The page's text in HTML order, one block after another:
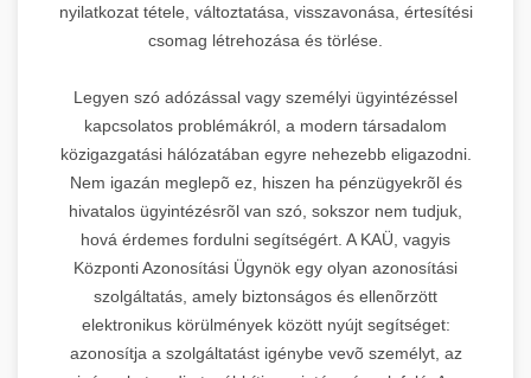
nyilatkozat tétele, változtatása, visszavonása, értesítési
csomag létrehozása és törlése.
Legyen szó adózással vagy személyi ügyintézéssel
kapcsolatos problémákról, a modern társadalom
közigazgatási hálózatában egyre nehezebb eligazodni.
Nem igazán meglepõ ez, hiszen ha pénzügyekrõl és
hivatalos ügyintézésrõl van szó, sokszor nem tudjuk,
hová érdemes fordulni segítségért. A KAÜ, vagyis
Központi Azonosítási Ügynök egy olyan azonosítási
szolgáltatás, amely biztonságos és ellenõrzött
elektronikus körülmények között nyújt segítséget:
azonosítja a szolgáltatást igénybe vevõ személyt, az